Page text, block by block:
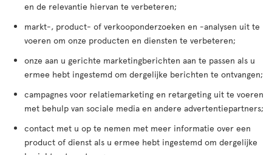
en de relevantie hiervan te verbeteren;
markt-, product- of verkooponderzoeken en -analysen uit te
voeren om onze producten en diensten te verbeteren;
onze aan u gerichte marketingberichten aan te passen als u
ermee hebt ingestemd om dergelijke berichten te ontvangen;
campagnes voor relatiemarketing en retargeting uit te voeren
met behulp van sociale media en andere advertentiepartners;
contact met u op te nemen met meer informatie over een
product of dienst als u ermee hebt ingestemd om dergelijke